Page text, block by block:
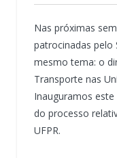
Nas próximas
patrocinadas pelo
mesmo tema: o
Transporte nas
Inauguramos
do processo
UFPR.